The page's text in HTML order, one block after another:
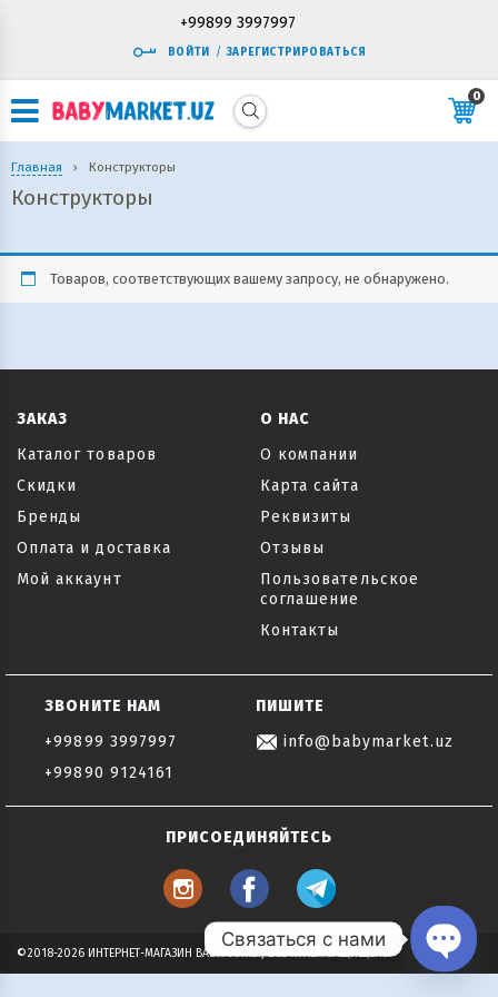
+99899 3997997
ВОЙТИ / ЗАРЕГИСТРИРОВАТЬСЯ
0
Главная › Конструкторы
Конструкторы
Товаров, соответствующих вашему запросу, не обнаружено.
ЗАКАЗ
Каталог товаров
Скидки
Бренды
Оплата и доставка
Мой аккаунт
О НАС
О компании
Карта сайта
Реквизиты
Отзывы
Пользовательское
соглашение
Контакты
ЗВОНИТЕ НАМ
+99899 3997997
+99890 9124161
ПИШИТЕ
info@babymarket.uz
ПРИСОЕДИНЯЙТЕСЬ
©2018-2026 ИНТЕРНЕТ-МАГАЗИН BABYMARKET, ВСЕ ПРАВА ЗАЩИЩЕНЫ
Связаться с нами
Open